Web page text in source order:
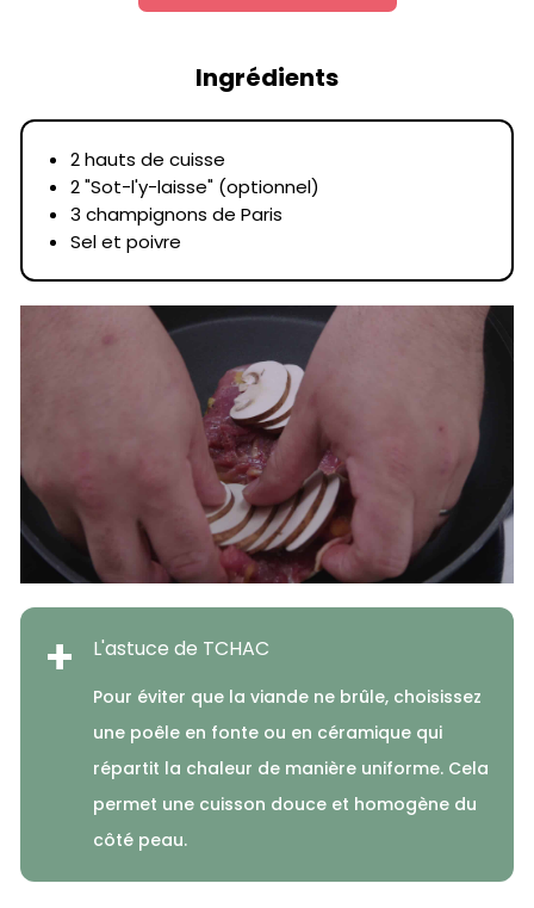
Ingrédients
2 hauts de cuisse
2 "Sot-l'y-laisse" (optionnel)
3 champignons de Paris
Sel et poivre
+ L'astuce de TCHAC
Pour éviter que la viande ne brûle, choisissez
une poêle en fonte ou en céramique qui
répartit la chaleur de manière uniforme. Cela
permet une cuisson douce et homogène du
côté peau.